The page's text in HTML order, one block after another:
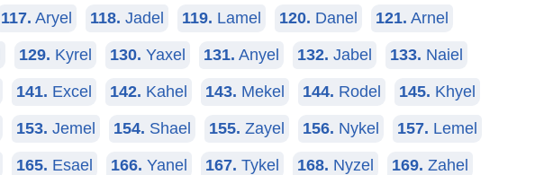
117. Aryel 118. Jadel 119. Lamel 120. Danel 121. Arnel
129. Kyrel 130. Yaxel 131. Anyel 132. Jabel 133. Naiel
141. Excel 142. Kahel 143. Mekel 144. Rodel 145. Khyel
153. Jemel 154. Shael 155. Zayel 156. Nykel 157. Lemel
165. Esael 166. Yanel 167. Tykel 168. Nyzel 169. Zahel